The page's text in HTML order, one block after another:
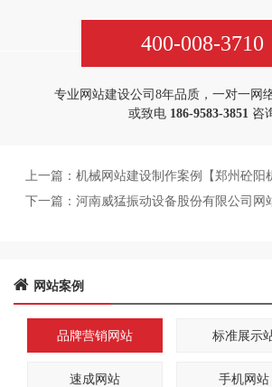
400-008-3710
专业网站建设公司8年品质，一对一网
或致电 186-9583-3851 咨
上一篇： 机械网站建设制作案例【郑州砼阳
下一篇： 河南威猛振动设备股份有限公司网
网站案例
品牌营销网站 标准展示
速成网站 手机网站